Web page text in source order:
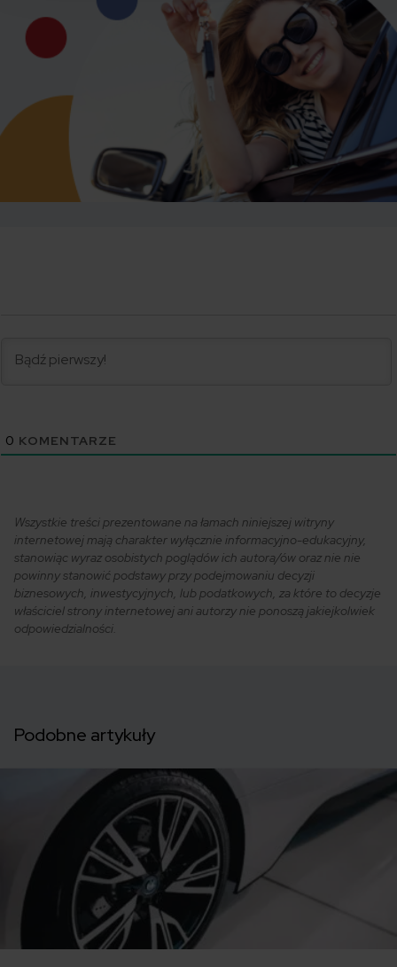
0 KOMENTARZE
Wszystkie treści prezentowane na łamach niniejszej witryny
internetowej mają charakter wyłącznie informacyjno-edukacyjny,
stanowiąc wyraz osobistych poglądów ich autora/ów oraz nie nie
powinny stanowić podstawy przy podejmowaniu decyzji
biznesowych, inwestycyjnych, lub podatkowych, za które to decyzje
właściciel strony internetowej ani autorzy nie ponoszą jakiejkolwiek
odpowiedzialności.
Podobne artykuły